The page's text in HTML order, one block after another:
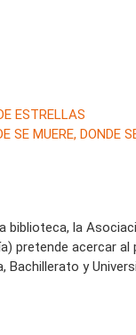
ESTRELLAS
SE MUERE, DONDE
biblioteca, la
pretende acercar
Bachillerato y